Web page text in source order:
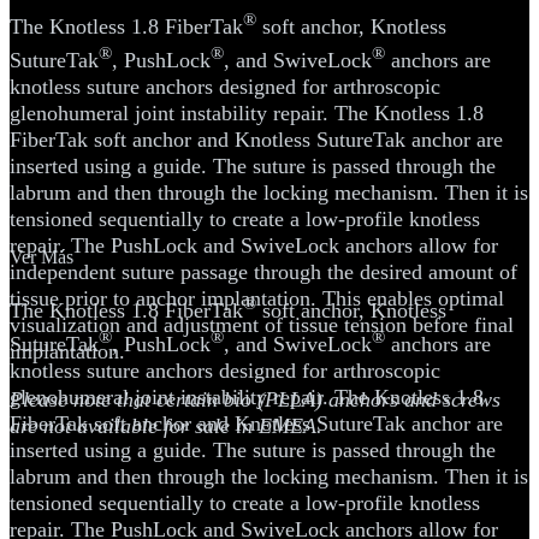
The Knotless 1.8 FiberTak® soft anchor, Knotless
SutureTak®, PushLock®, and SwiveLock® anchors are
knotless suture anchors designed for arthroscopic
glenohumeral joint instability repair. The Knotless 1.8
FiberTak soft anchor and Knotless SutureTak anchor are
inserted using a guide. The suture is passed through the
labrum and then through the locking mechanism. Then it is
tensioned sequentially to create a low-profile knotless
repair. The PushLock and SwiveLock anchors allow for
independent suture passage through the desired amount of
tissue prior to anchor implantation. This enables optimal
visualization and adjustment of tissue tension before final
implantation.
Please note that certain bio (PLLA) anchors and screws
are not available for sale in EMEA.
Ver Más
The Knotless 1.8 FiberTak®soft anchor, Knotless
SutureTak®, PushLock®, and SwiveLock® anchors are
knotless suture anchors designed for arthroscopic
glenohumeral joint instability repair. The Knotless 1.8
FiberTak soft anchor and Knotless SutureTak anchor are
inserted using a guide. The suture is passed through the
labrum and then through the locking mechanism. Then it is
tensioned sequentially to create a low-profile knotless
repair. The PushLock and SwiveLock anchors allow for